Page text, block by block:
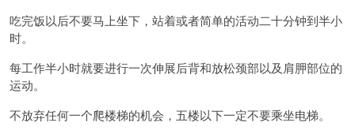
吃完饭以后不要马上坐下，站着或者简单的活动二十分钟到半小
时。
每工作半小时就要进行一次伸展后背和放松颈部以及肩胛部位的
运动。
不放弃任何一个爬楼梯的机会，五楼以下一定不要乘坐电梯。